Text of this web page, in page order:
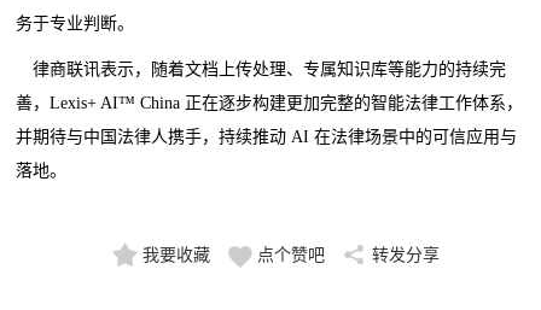
务于专业判断。
律商联讯表示，随着文档上传处理、专属知识库等能力的持续完
善，Lexis+ AI™ China 正在逐步构建更加完整的智能法律工作体系，
并期待与中国法律人携手，持续推动 AI 在法律场景中的可信应用与
落地。
我要收藏 点个赞吧 转发分享